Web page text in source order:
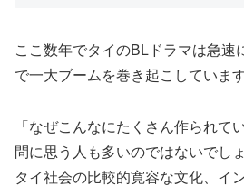
ここ数年でタイのBLドラマは急速
で一大ブームを巻き起こしています
「なぜこんなにたくさん作られて
問に思う人も多いのではないでし
タイ社会の比較的寛容な文化、イ